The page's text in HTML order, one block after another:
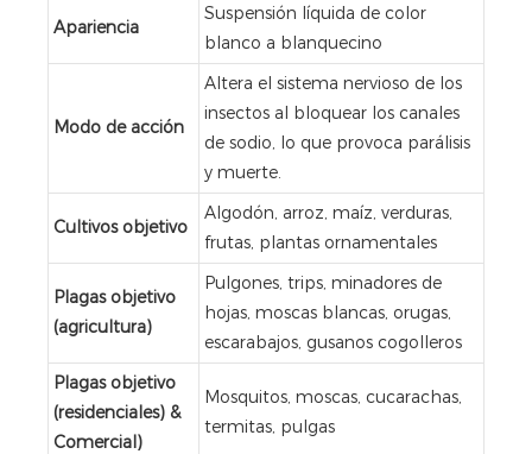
Apariencia
Suspensión líquida de color
blanco a blanquecino
Modo de acción
Altera el sistema nervioso de los
insectos al bloquear los canales
de sodio, lo que provoca parálisis
y muerte.
Cultivos objetivo
Algodón, arroz, maíz, verduras,
frutas, plantas ornamentales
Plagas objetivo
(agricultura)
Pulgones, trips, minadores de
hojas, moscas blancas, orugas,
escarabajos, gusanos cogolleros
Plagas objetivo
(residenciales) &
Comercial)
Mosquitos, moscas, cucarachas,
termitas, pulgas